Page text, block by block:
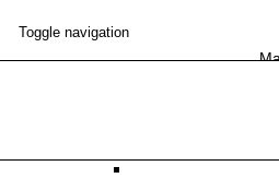
Toggle navigation